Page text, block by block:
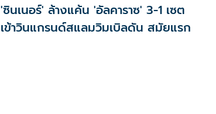
'ซินเนอร์' ล้างแค้น 'อัลคาราซ' 3-1 เซต
เข้าวินแกรนด์สแลมวิมเบิลดัน สมัยแรก